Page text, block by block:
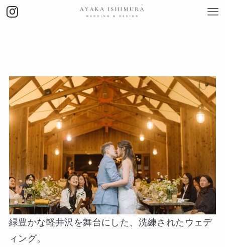
緑豊かな軽井沢を舞台にした、洗練されたウェデ
ィング。